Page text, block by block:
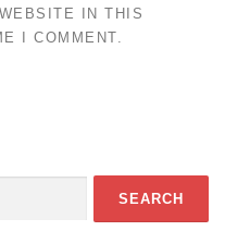
IN THIS
I COMMENT.